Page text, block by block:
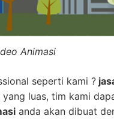
Animasi
seperti kami ?
luas, tim kami
anda akan dibuat